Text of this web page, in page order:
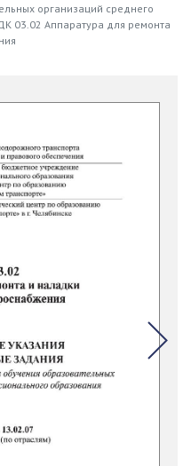
организаций среднего
03.02 Аппаратура для ремонта